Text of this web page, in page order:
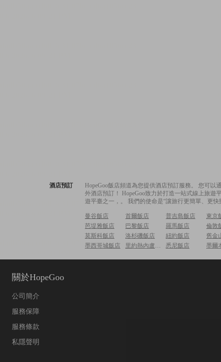
酒店預訂
HopeGoo飯店頻道為您提供酒店預訂服務。 您可
外酒店預訂！ HopeGoo致力於打造一站式線上旅
遊平臺之一，。 我們的使命是“讓旅行更簡單、更
曼谷飯店 首爾飯店 普吉島飯店
東京
芭堤雅飯店
巴黎飯店 羅馬飯店
倫敦
莫斯科飯店
洛杉磯飯店 紐約飯店
舊金
墨西哥城飯店
里約熱內盧飯店 悉尼飯店 墨爾
關於HopeGoo
公司簡介
服務保障
服務條款
私隱聲明